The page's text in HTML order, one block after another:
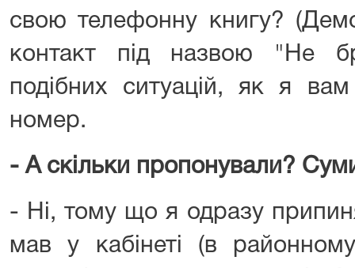
свою телефонну книгу?
контакт під назвою "Не
подібних ситуацій, як я
номер.
- А скільки пропонували?
- Ні, тому що я одразу
мав у кабінеті (в